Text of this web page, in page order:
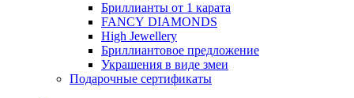
Бриллианты от 1 карата
FANCY DIAMONDS
High Jewellery
Бриллиантовое предложение
Украшения в виде змеи
Подарочные сертификаты